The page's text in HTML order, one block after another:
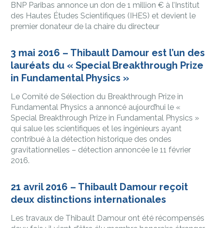
BNP Paribas annonce un don de 1 million € à l’Institut
des Hautes Études Scientifiques (IHES) et devient le
premier donateur de la chaire du directeur
3 mai 2016 – Thibault Damour est l’un des
lauréats du « Special Breakthrough Prize
in Fundamental Physics »
Le Comité de Sélection du Breakthrough Prize in
Fundamental Physics a annoncé aujourd’hui le «
Special Breakthrough Prize in Fundamental Physics »
qui salue les scientifiques et les ingénieurs ayant
contribué à la détection historique des ondes
gravitationnelles – détection annoncée le 11 février
2016.
21 avril 2016 – Thibault Damour reçoit
deux distinctions internationales
Les travaux de Thibault Damour ont été récompensés